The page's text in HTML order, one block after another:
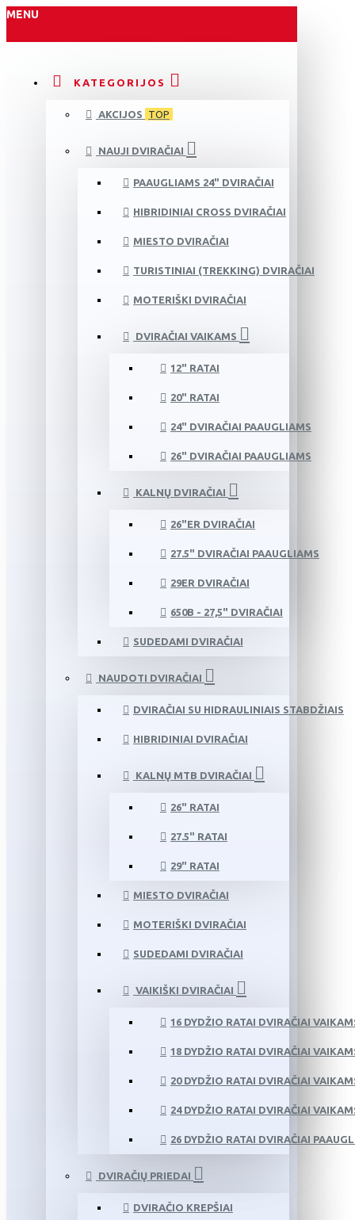
MENU
KATEGORIJOS
AKCIJOS TOP
NAUJI DVIRAČIAI
PAAUGLIAMS 24" DVIRAČIAI
HIBRIDINIAI CROSS DVIRAČIAI
MIESTO DVIRAČIAI
TURISTINIAI (TREKKING) DVIRAČIAI
MOTERIŠKI DVIRAČIAI
DVIRAČIAI VAIKAMS
12" RATAI
20" RATAI
24" DVIRAČIAI PAAUGLIAMS
26" DVIRAČIAI PAAUGLIAMS
KALNŲ DVIRAČIAI
26"ER DVIRAČIAI
27.5" DVIRAČIAI PAAUGLIAMS
29ER DVIRAČIAI
650B - 27,5" DVIRAČIAI
SUDEDAMI DVIRAČIAI
NAUDOTI DVIRAČIAI
DVIRAČIAI SU HIDRAULINIAIS STABDŽIAIS
HIBRIDINIAI DVIRAČIAI
KALNŲ MTB DVIRAČIAI
26" RATAI
27.5" RATAI
29" RATAI
MIESTO DVIRAČIAI
MOTERIŠKI DVIRAČIAI
SUDEDAMI DVIRAČIAI
VAIKIŠKI DVIRAČIAI
16 DYDŽIO RATAI DVIRAČIAI
18 DYDŽIO RATAI DVIRAČIAI
20 DYDŽIO RATAI DVIRAČIAI
24 DYDŽIO RATAI DVIRAČIAI
26 DYDŽIO RATAI DVIRAČIAI
DVIRAČIŲ PRIEDAI
DVIRAČIO KREPŠIAI